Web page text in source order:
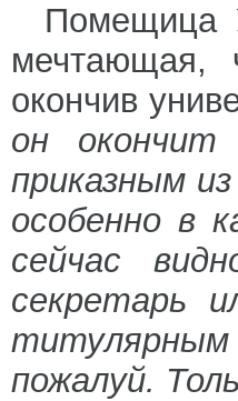
Помещица
мечтающая,
окончив
он
приказным
особенно в
сейчас
секретарь
титулярным
пожалуй.